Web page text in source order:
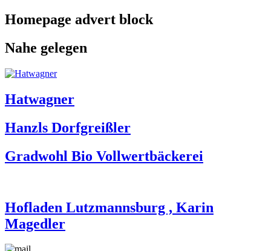
Homepage advert block
Nahe gelegen
Hatwagner
Hanzls Dorfgreißler
Gradwohl Bio Vollwertbäckerei
Hofladen Lutzmannsburg , Karin
Magedler